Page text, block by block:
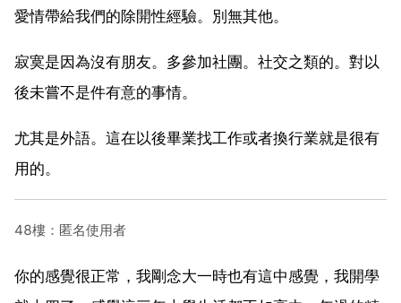
愛情帶給我們的除開性經驗。別無其他。
寂寞是因為沒有朋友。多參加社團。社交之類的。對以
後未嘗不是件有意的事情。
尤其是外語。這在以後畢業找工作或者換行業就是很有
用的。
48樓：匿名使用者
你的感覺很正常，我剛念大一時也有這中感覺，我開學